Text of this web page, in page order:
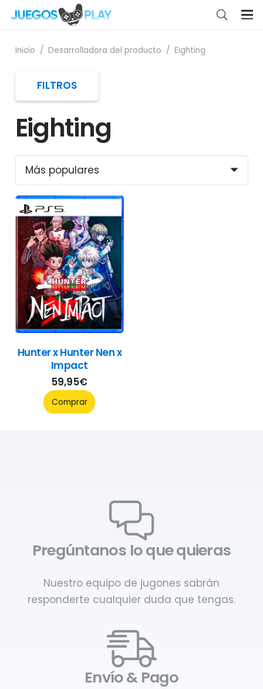
Inicio / Desarrolladora del producto / Eighting
Eighting
Hunter x Hunter Nen x
Impact
59,95€
Comprar
FILTROS
Pregúntanos lo que quieras
Nuestro equipo de jugones sabrán
responderte cualquier duda que tengas.
Envío & Pago